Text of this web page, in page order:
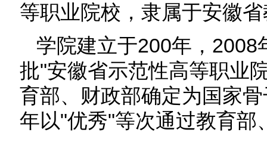
等职业院校，隶属于安徽
学院建立于200年，
批"安徽省示范性高等职业
育部、财政部确定为国家
年以"优秀"等次通过教育部